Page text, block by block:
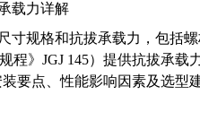
载力详解
寸规格和抗拔承载力，包括
程》JGJ 145）提供抗拔承
要点、性能影响因素及选型